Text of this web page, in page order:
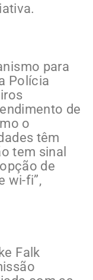
para
Polícia
de
o
têm
tem sinal
de
wi-fi”,
Falk